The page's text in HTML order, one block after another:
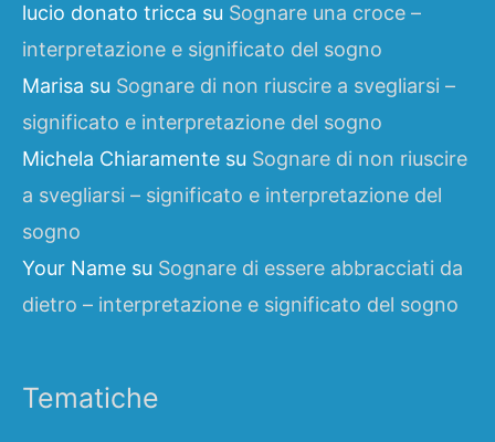
lucio donato tricca su Sognare una croce –
interpretazione e significato del sogno
Marisa su Sognare di non riuscire a svegliarsi –
significato e interpretazione del sogno
Michela Chiaramente su Sognare di non riuscire
a svegliarsi – significato e interpretazione del
sogno
Your Name su Sognare di essere abbracciati da
dietro – interpretazione e significato del sogno
Tematiche